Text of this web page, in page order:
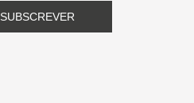
SUBSCREVER